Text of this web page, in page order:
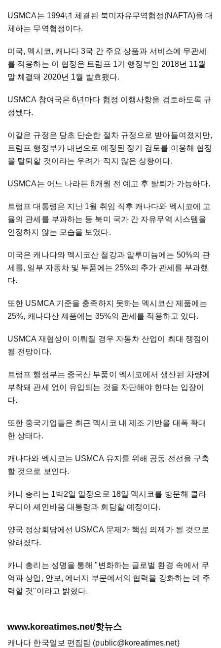
USMCA는 1994년 체결된 북미자유무역협정(NAFTA)을 대
체하는 무역협정이다.
미국, 멕시코, 캐나다 3국 간 주요 상품과 서비스에 무관세
를 적용하는 이 협정은 트럼프 1기 행정부인 2018년 11월
말 체결돼 2020년 1월 발효됐다.
USMCA 참여국은 6년마다 협정 이행사항을 검토하도록 규
정됐다.
이같은 규정은 당초 단순한 절차 규정으로 받아들여졌지만,
트럼프 행정부가 내년으로 예정된 정기 검토를 이용해 협정
을 탈퇴할 것이라는 우려가 적지 않은 상황이다.
USMCA는 어느 나라든 6개월 전 예고 후 탈퇴가 가능하다.
트럼프 대통령은 지난 1월 취임 직후 캐나다와 멕시코에 고
율의 관세를 부과하는 등 북미 국가 간 자유무역 시스템을
인정하지 않는 모습을 보였다.
미국은 캐나다와 멕시코산 철강과 알루미늄에는 50%의 관
세를, 일부 자동차 및 부품에는 25%의 추가 관세를 부과했
다.
또한 USMCA 기준을 충족하지 못하는 멕시코산 제품에는
25%, 캐나다산 제품에는 35%의 관세를 적용하고 있다.
USMCA 재협상이 이뤄질 경우 자동차 산업이 최대 쟁점이
될 전망이다.
트럼프 행정부는 중국산 부품이 멕시코에서 생산된 차량에
부착돼 관세 없이 유입되는 것을 차단해야 한다는 입장이
다.
또한 중국기업들은 최근 멕시코 내 제조 기반을 대폭 확대
한 상태다.
캐나다와 멕시코는 USMCA 유지를 위해 공동 전선을 구축
할 것으로 보인다.
카니 총리는 1박2일 일정으로 18일 멕시코를 방문해 클라
우디아 셰인바움 대통령과 회담할 예정이다.
양국 정상회담에선 USMCA 문제가 핵심 의제가 될 것으로
알려졌다.
카니 총리는 성명을 통해 "변화하는 글로벌 환경 속에서 무
역과 상업, 안보, 에너지 부문에서의 협력을 강화하는 데 주
력할 것"이라고 밝혔다.
www.koreatimes.net/핫뉴스
캐나다 한국일보 편집팀 (public@koreatimes.net)